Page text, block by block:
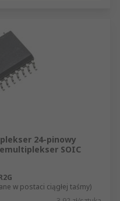
24-pinowy
SOIC
w postaci ciągłej taśmy)